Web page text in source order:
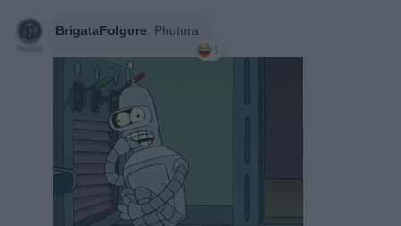
BrigataFolgore: Phutura
1